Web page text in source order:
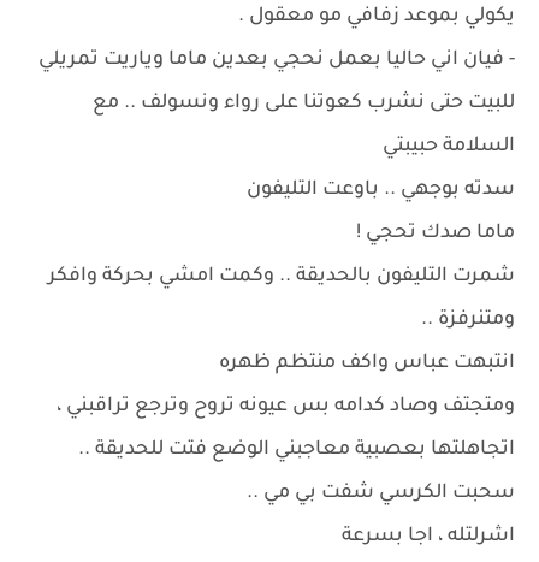
يكولي بموعد زفافي مو معقول .
- فيان اني حاليا بعمل نحجي بعدين ماما وياريت تمريلي
للبيت حتى نشرب كعوتنا على رواء ونسولف .. مع
السلامة حبيبتي
سدته بوجهي .. باوعت التليفون
ماما صدك تحجي !
شمرت التليفون بالحديقة .. وكمت امشي بحركة وافكر
ومتنرفزة ..
انتبهت عباس واكف منتظم ظهره
ومتجتف وصاد كدامه بس عيونه تروح وترجع تراقبني ،
اتجاهلتها بعصبية معاجبني الوضع فتت للحديقة ..
سحبت الكرسي شفت بي مي ..
اشرلتله ، اجا بسرعة